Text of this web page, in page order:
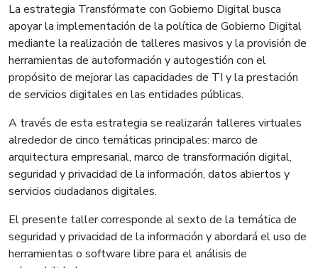
La estrategia Transfórmate con Gobierno Digital busca
apoyar la implementación de la política de Gobierno Digital
mediante la realización de talleres masivos y la provisión de
herramientas de autoformación y autogestión con el
propósito de mejorar las capacidades de TI y la prestación
de servicios digitales en las entidades públicas.
A través de esta estrategia se realizarán talleres virtuales
alrededor de cinco temáticas principales: marco de
arquitectura empresarial, marco de transformación digital,
seguridad y privacidad de la información, datos abiertos y
servicios ciudadanos digitales.
El presente taller corresponde al sexto de la temática de
seguridad y privacidad de la información y abordará el uso de
herramientas o software libre para el análisis de